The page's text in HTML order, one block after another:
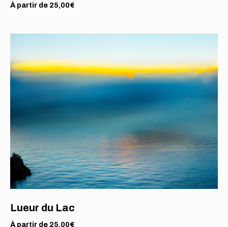
À partir de 25,00€
Lueur du Lac
À partir de 25,00€